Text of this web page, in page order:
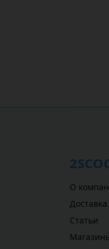
О
Статьи